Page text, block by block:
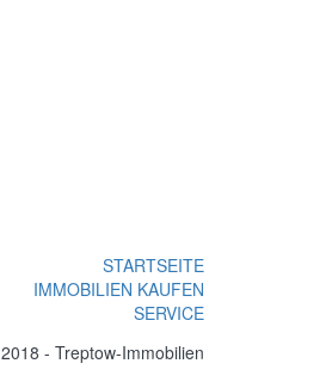
STARTSEITE
IMMOBILIEN KAUFEN
SERVICE
2018 - Treptow-Immobilien